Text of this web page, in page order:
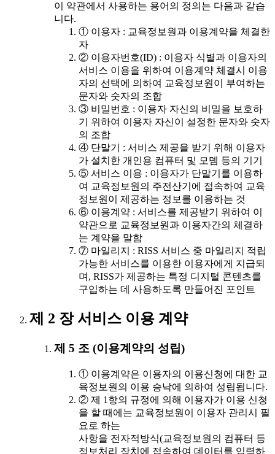
이 약관에서 사용하는 용어의 정의는 다음과 같습
니다.
① 이용자 : 교육정보원과 이용계약을 체결한
자
② 이용자번호(ID) : 이용자 식별과 이용자의
서비스 이용을 위하여 이용계약 체결시 이용
자의 선택에 의하여 교육정보원이 부여하는
문자와 숫자의 조합
③ 비밀번호 : 이용자 자신의 비밀을 보호하
기 위하여 이용자 자신이 설정한 문자와 숫자
의 조합
④ 단말기 : 서비스 제공을 받기 위해 이용자
가 설치한 개인용 컴퓨터 및 모뎀 등의 기기
⑤ 서비스 이용 : 이용자가 단말기를 이용하
여 교육정보원의 주전산기에 접속하여 교육
정보원이 제공하는 정보를 이용하는 것
⑥ 이용계약 : 서비스를 제공받기 위하여 이
약관으로 교육정보원과 이용자간의 체결하
는 계약을 말함
⑦ 마일리지 : RISS 서비스 중 마일리지 적립
가능한 서비스를 이용한 이용자에게 지급되
며, RISS가 제공하는 특정 디지털 콘텐츠를
구입하는 데 사용하도록 만들어진 포인트
제 2 장 서비스 이용 계약
제 5 조 (이용계약의 성립)
① 이용계약은 이용자의 이용신청에 대한 교
육정보원의 이용 승낙에 의하여 성립됩니다.
② 제 1항의 규정에 의해 이용자가 이용 신청
을 할 때에는 교육정보원이 이용자 관리시 필
요로 하는
사항을 전자적방식(교육정보원의 컴퓨터 등
정보처리 장치에 접속하여 데이터를 입력하